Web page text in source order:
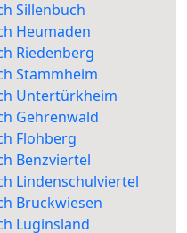
Sillenbuch
Heumaden
Riedenberg
Stammheim
Untertürkheim
Gehrenwald
Flohberg
Benzviertel
Lindenschulviertel
Bruckwiesen
Luginsland